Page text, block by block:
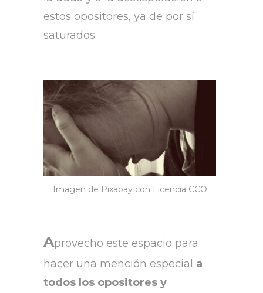
estos opositores, ya de por sí
saturados.
Imagen de Pixabay con Licencia CCO
Aprovecho este espacio para
hacer una mención especial a
todos los opositores y